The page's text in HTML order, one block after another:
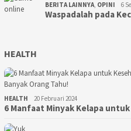
BERITA LAINNYA, OPINI 6
Waspadalah pada
HEALTH
HEALTH 20 Februari 2024
6 Manfaat Minyak Kelapa